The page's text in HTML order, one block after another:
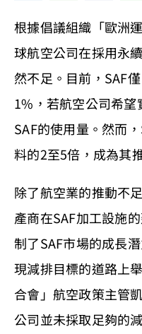
根據倡議組織「歐洲
球航空公司在採用永
然不足。目前，SAF
1%，若航空公司希
SAF的使用量。然而
料的2至5倍，成為其
除了航空業的推動不
產商在SAF加工設施
制了SAF市場的成長
現減排目標的道路上
合會」航空政策主管
公司並未採取足夠的